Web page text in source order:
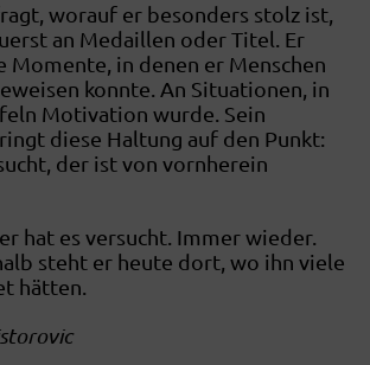
worauf er besonders stolz ist,
an Medaillen oder Titel. Er
Momente, in denen er Menschen
konnte. An Situationen, in
Motivation wurde. Sein
diese Haltung auf den Punkt:
der ist von vornherein
hat es versucht. Immer wieder.
steht er heute dort, wo ihn viele
hätten.